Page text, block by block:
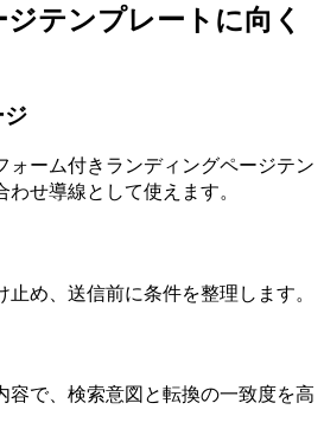
テンプレートに向く
ォーム付きランディングページテン
せ導線として使えます。
め、送信前に条件を整理します。
容で、検索意図と転換の一致度を高